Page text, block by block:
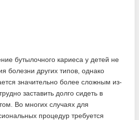
бутылочного кариеса у детей не
болезни других типов, однако
значительно более сложным из-
заставить долго сидеть в
Во многих случаях для
процедур требуется